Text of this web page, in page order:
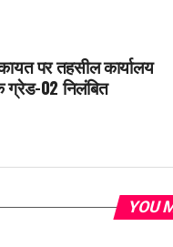
पर तहसील कार्यालय
ग्रेड-02 निलंबित
YOU